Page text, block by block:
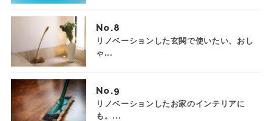
No.
リノベーションした玄関で使いたい、おし
ゃ...
No.
リノベーションしたお家のインテリアに
も。...